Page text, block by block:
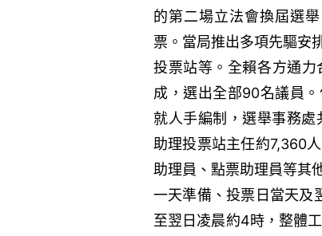
的第二場立法會換屆選
票。當局推出多項先驅安
投票站等。全賴各方通
成，選出全部90名議員
就人手編制，選舉事務處
助理投票站主任約7,360
助理員、點票助理員等其
一天準備、投票日當天及
至翌日凌晨約4時，整體